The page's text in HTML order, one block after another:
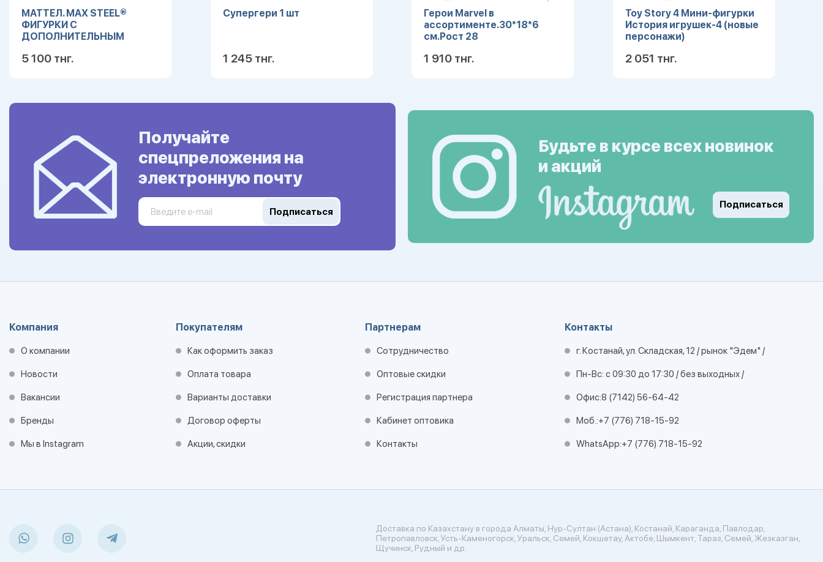
МАТТЕЛ. MAX STEEL®
ФИГУРКИ С
ДОПОЛНИТЕЛЬНЫМ
РАЗЛИЧНЫХ) в кор.12шт
5 100 тнг.
Супергери 1 шт
1 245 тнг.
Герои Marvel в
ассортименте.30*18*6
см.Рост 28
1 910 тнг.
Toy Story 4 Мини-фигурки
История игрушек-4 (новые
персонажи)
2 051 тнг.
Получайте
спецпреложения на
электронную почту
Подписаться
Будьте в курсе всех новинок
и акций
Подписаться
Компания
О компании
Новости
Вакансии
Бренды
Мы в Instagram
Покупателям
Как оформить заказ
Оплата товара
Варианты доставки
Договор оферты
Акции, скидки
Партнерам
Сотрудничество
Оптовые скидки
Регистрация партнера
Кабинет оптовика
Контакты
Контакты
г. Костанай, ул. Складская, 12 / рынок "Эдем" /
Пн-Вс: с 09:30 до 17:30 / без выходных /
Офис:8 (7142) 56-64-42
Моб.:+7 (776) 718-15-92
WhatsApp:+7 (776) 718-15-92
Доставка по Казахстану в города Алматы, Нур-Султан (Астана), Костанай, Караганда, Павлодар,
Петропавловск, Усть-Каменогорск, Уральск, Семей, Кокшетау, Актобе, Шымкент, Тараз, Семей, Жезказган,
Щучинск, Рудный и др.